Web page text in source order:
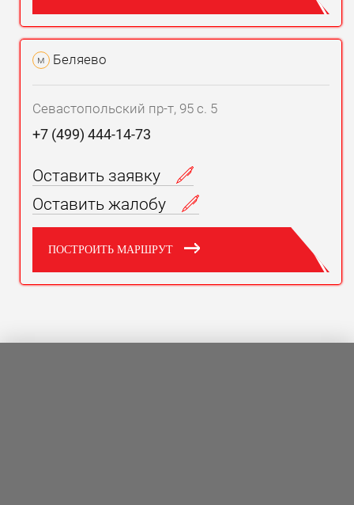
м Беляево
Севастопольский пр-т, 95 с. 5
+7 (499) 444-14-73
Оставить заявку
Оставить жалобу
ПОСТРОИТЬ МАРШРУТ